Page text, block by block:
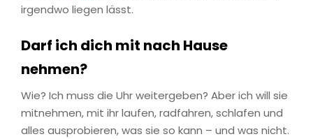
irgendwo liegen lässt.
Darf ich dich mit nach Hause
nehmen?
Wie? Ich muss die Uhr weitergeben? Aber ich will sie
mitnehmen, mit ihr laufen, radfahren, schlafen und
alles ausprobieren, was sie so kann – und was nicht.